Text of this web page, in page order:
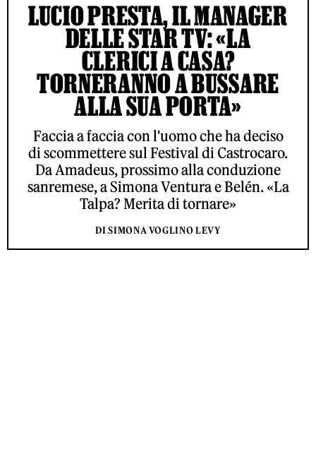
LUCIO PRESTA, IL MANAGER
DELLE STAR TV: «LA
CLERICI A CASA?
TORNERANNO A BUSSARE
ALLA SUA PORTA»
Faccia a faccia con l'uomo che ha deciso
di scommettere sul Festival di Castrocaro.
Da Amadeus, prossimo alla conduzione
sanremese, a Simona Ventura e Belén. «La
Talpa? Merita di tornare»
DI SIMONA VOGLINO LEVY